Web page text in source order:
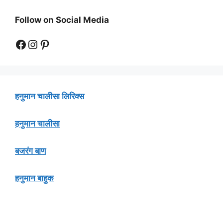
Follow on Social Media
Facebook
Instagram
Pinterest
हनुमान चालीसा लिरिक्स
हनुमान चालीसा
बजरंग बाण
हनुमान बाहुक